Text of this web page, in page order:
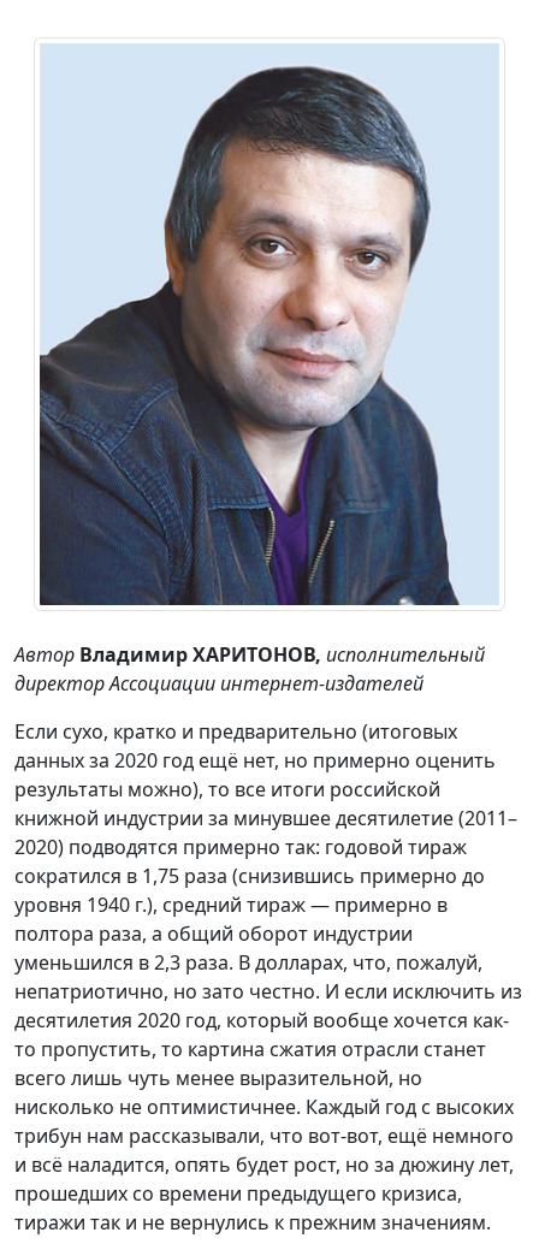
Автор Владимир ХАРИТОНОВ, исполнительный
директор Ассоциации интернет-издателей
Если сухо, кратко и предварительно (итоговых
данных за 2020 год ещё нет, но примерно оценить
результаты можно), то все итоги российской
книжной индустрии за минувшее десятилетие (2011–
2020) подводятся примерно так: годовой тираж
сократился в 1,75 раза (снизившись примерно до
уровня 1940 г.), средний тираж — примерно в
полтора раза, а общий оборот индустрии
уменьшился в 2,3 раза. В долларах, что, пожалуй,
непатриотично, но зато честно. И если исключить из
десятилетия 2020 год, который вообще хочется как-
то пропустить, то картина сжатия отрасли станет
всего лишь чуть менее выразительной, но
нисколько не оптимистичнее. Каждый год с высоких
трибун нам рассказывали, что вот-вот, ещё немного
и всё наладится, опять будет рост, но за дюжину лет,
прошедших со времени предыдущего кризиса,
тиражи так и не вернулись к прежним значениям.